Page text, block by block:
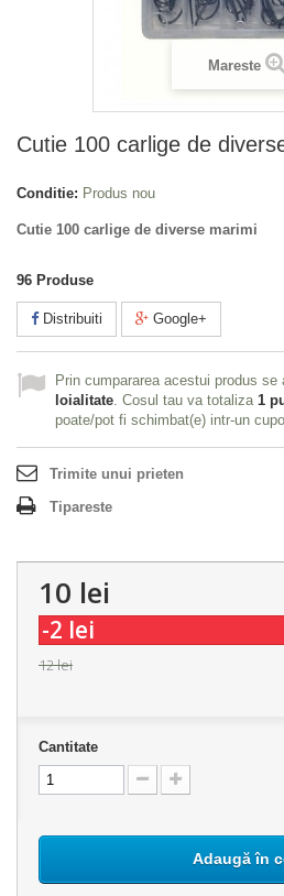
Mareste
Cutie 100 carlige de
Conditie: Produs nou
Cutie 100 carlige de diverse marimi
96 Produse
Distribuiti Google+
Prin cumpararea acestui produs se
loialitate . Cosul tau va totaliza 1
poate/pot fi schimbat(e) intr-un
Trimite unui prieten
Tipareste
10 lei
-2 lei
12 lei
Cantitate
Adaugă în